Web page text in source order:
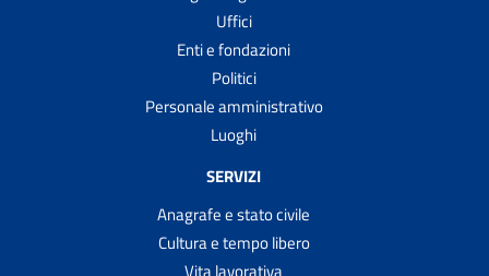
Uffici
Enti e fondazioni
Politici
Personale amministrativo
Luoghi
SERVIZI
Anagrafe e stato civile
Cultura e tempo libero